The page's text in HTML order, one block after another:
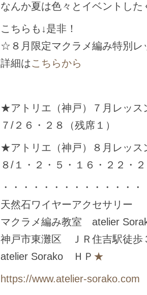
なんか夏は色々とイベントし
こちらも↓是非！
☆８月限定マクラメ編み特別
詳細はこちらから
★アトリエ（神戸）７月レッ
７/２６・２８（残席１）
★アトリエ（神戸）８月レッ
８/１・２・５・１６・２２・
・・・・・・・・・・・・・・
天然石ワイヤーアクセサリー
マクラメ編み教室 atelier
神戸市東灘区 ＪＲ住吉駅徒歩
atelier Sorako ＨＰ ★
https://www.atelier-sorako.com